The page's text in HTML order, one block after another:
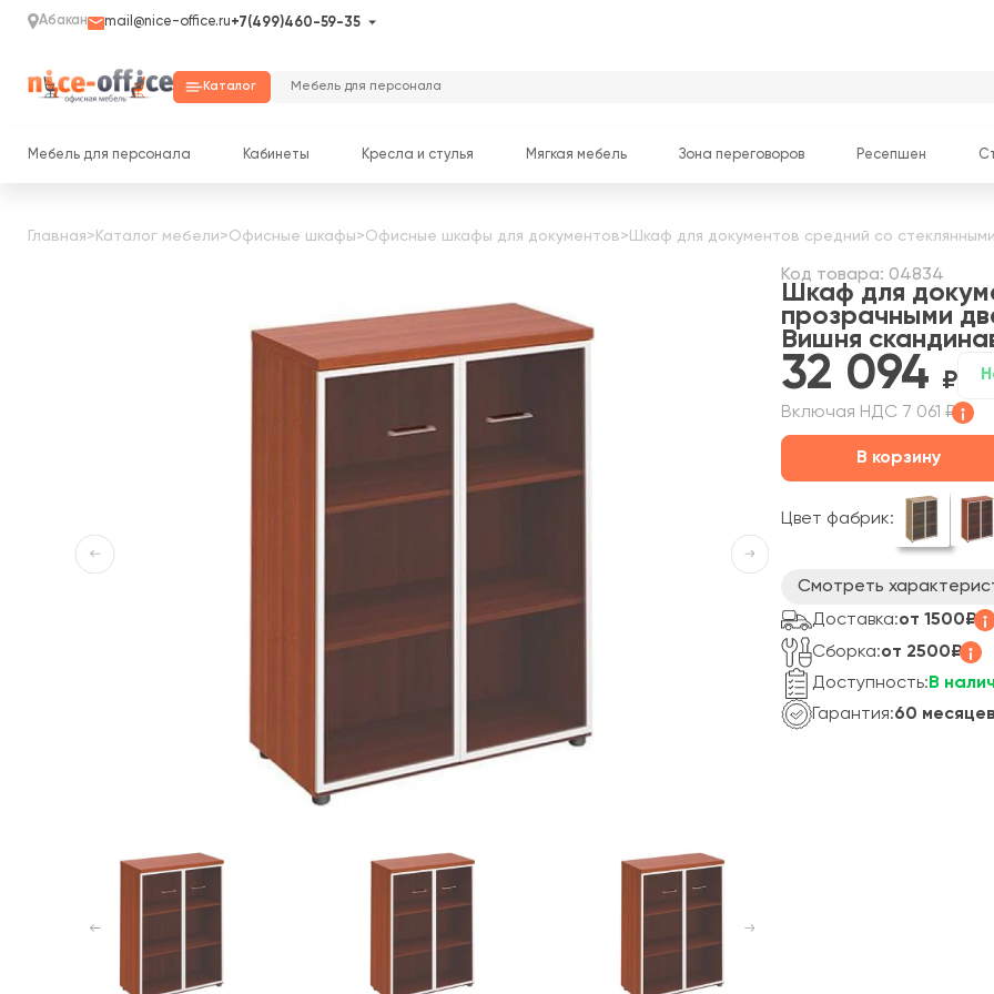
Абакан mail@nice-office.ru+7(499)460-59-35
Каталог
Мебель для персонала Кабинеты Кресла и стулья Мягкая мебель Зона переговоров Ресепшен
Главная> Каталог мебели>Офисные шкафы>Офисные шкафы для документов> Шкаф для документов средний со
Код товара: 04834
Шкаф для
прозрачными
Вишня
32 094
Включая НДС 7 061 ₽
В корзину
Цвет фабрик:
Смотреть
Доставка:от 1500₽
Сборка:от 2500₽
Доступность: В
Гарантия:60 месяцев